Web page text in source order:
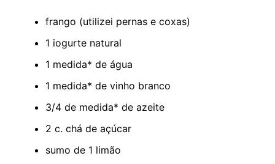
frango (utilizei pernas e coxas)
1 iogurte natural
1 medida* de água
1 medida* de vinho branco
3/4 de medida* de azeite
2 c. chá de açúcar
sumo de 1 limão